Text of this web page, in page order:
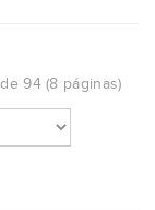
94 (8 páginas)